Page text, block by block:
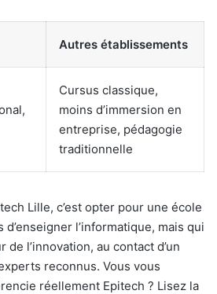
Autres établissements
Cursus classique,
moins d’immersion en
entreprise, pédagogie
traditionnelle
Lille, c’est opter pour une école
l’informatique, mais qui
l’innovation, au contact d’un
reconnus. Vous vous
réellement Epitech ? Lisez la